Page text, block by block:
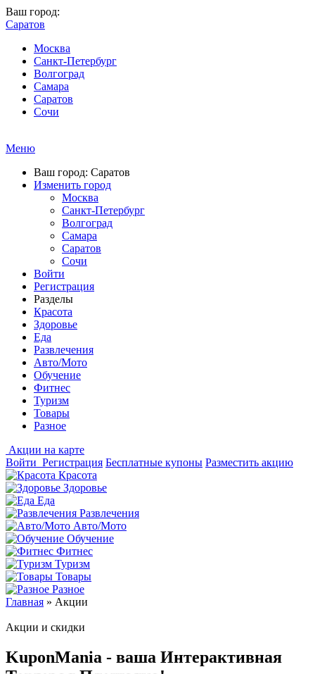
Ваш город:
Саратов
Москва
Санкт-Петербург
Волгоград
Самара
Саратов
Сочи
Меню
Ваш город: Саратов
Изменить город
Москва
Санкт-Петербург
Волгоград
Самара
Саратов
Сочи
Войти
Регистрация
Разделы
Красота
Здоровье
Еда
Развлечения
Авто/Мото
Обучение
Фитнес
Туризм
Товары
Разное
Акции на карте
Войти Регистрация Бесплатные купоны Разместить акцию
Красота
Здоровье
Еда
Развлечения
Авто/Мото
Обучение
Фитнес
Туризм
Товары
Разное
Главная » Акции
Акции и скидки
KuponMania - ваша Интерактивная